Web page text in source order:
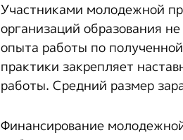
Участниками молодежной
организаций образования
опыта работы по
практики закрепляет
работы. Средний размер
Финансирование